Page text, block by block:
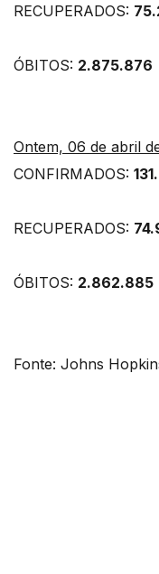
RECUPERADOS:
ÓBITOS: 2.875.876
Ontem, 06 de abril
CONFIRMADOS:
RECUPERADOS:
ÓBITOS: 2.862.885
Fonte: Johns